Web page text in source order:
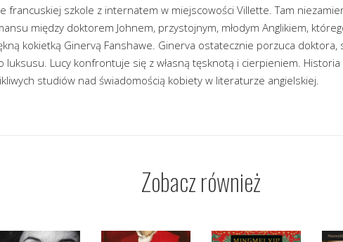
francuskiej szkole z internatem w miejscowości Villette. Tam
między doktorem Johnem, przystojnym, młodym Anglikiem,
kokietką Ginervą Fanshawe. Ginerva ostatecznie porzuca doktora,
luksusu. Lucy konfrontuje się z własną tęsknotą i cierpieniem.
studiów nad świadomością kobiety w literaturze angielskiej.
Zobacz również